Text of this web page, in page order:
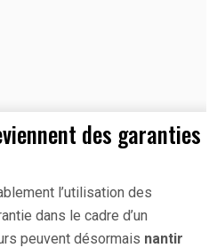
des garanties
l’utilisation des
dans le cadre d’un
peuvent désormais nantir